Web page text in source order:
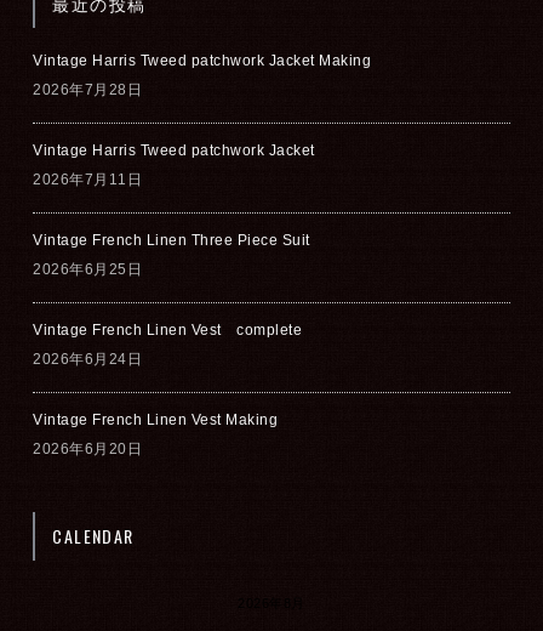
Vintage Harris Tweed patchwork Jacket Making
2026年7月28日
Vintage Harris Tweed patchwork Jacket
2026年7月11日
Vintage French Linen Three Piece Suit
2026年6月25日
Vintage French Linen Vest complete
2026年6月24日
Vintage French Linen Vest Making
2026年6月20日
CALENDAR